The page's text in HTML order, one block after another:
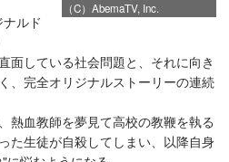
（C）AbemaTV, Inc.
ルド
面している社会問題と、それに向き
、完全オリジナルストーリーの連続
熱血教師を夢見て高校の教鞭を執る
た生徒が自殺してしまい、以降自身